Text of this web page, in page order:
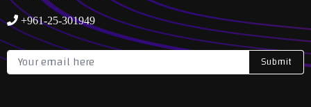
+961-25-301949
Submit